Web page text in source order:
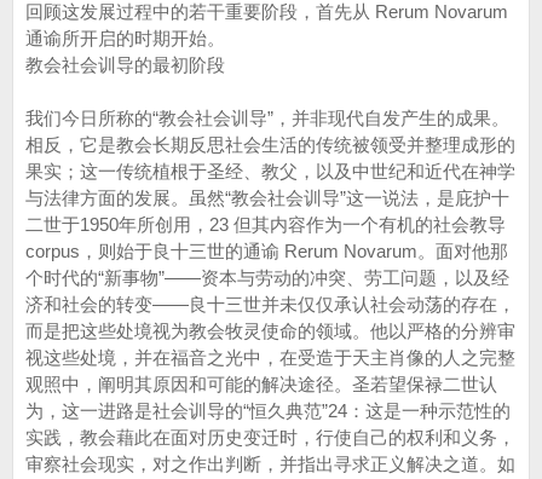
回顾这发展过程中的若干重要阶段，首先从 Rerum Novarum
通谕所开启的时期开始。
教会社会训导的最初阶段
我们今日所称的“教会社会训导”，并非现代自发产生的成果。
相反，它是教会长期反思社会生活的传统被领受并整理成形的
果实；这一传统植根于圣经、教父，以及中世纪和近代在神学
与法律方面的发展。虽然“教会社会训导”这一说法，是庇护十
二世于1950年所创用，23 但其内容作为一个有机的社会教导
corpus，则始于良十三世的通谕 Rerum Novarum。面对他那
个时代的“新事物”——资本与劳动的冲突、劳工问题，以及经
济和社会的转变——良十三世并未仅仅承认社会动荡的存在，
而是把这些处境视为教会牧灵使命的领域。他以严格的分辨审
视这些处境，并在福音之光中，在受造于天主肖像的人之完整
观照中，阐明其原因和可能的解决途径。圣若望保禄二世认
为，这一进路是社会训导的“恒久典范”24：这是一种示范性的
实践，教会藉此在面对历史变迁时，行使自己的权利和义务，
审察社会现实，对之作出判断，并指出寻求正义解决之道。如